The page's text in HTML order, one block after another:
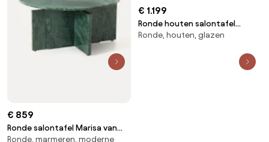
€ 859
Ronde salontafel Marisa van
marmer
Ronde, marmeren, moderne
€ 1.199
Ronde houten salontafel
Soquel met glazen tafelblad
Ronde, houten, glazen